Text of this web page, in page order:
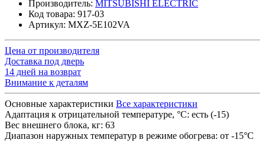
Производитель: MITSUBISHI ELECTRIC
Код товара: 917-03
Артикул: MXZ-5E102VA
Цена от производителя
Доставка под дверь
14 дней на возврат
Внимание к деталям
Основные характеристики Все характеристики
Адаптация к отрицательной температуре, °C: есть (-15)
Вес внешнего блока, кг: 63
Диапазон наружных температур в режиме обогрева: от -15°C